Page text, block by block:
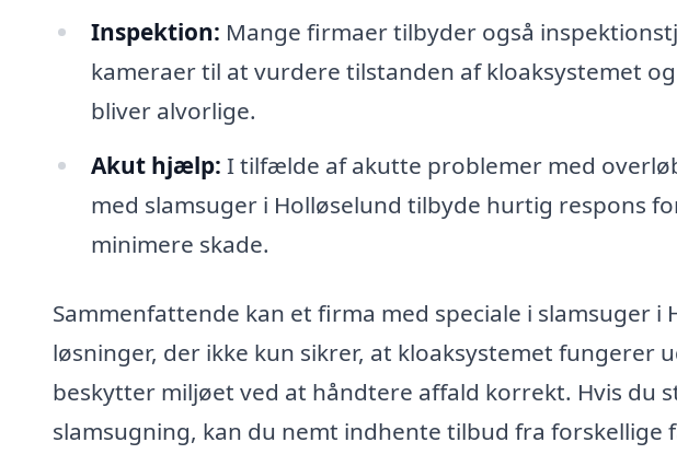
Inspektion: Mange firmaer tilbyder også
kameraer til at vurdere tilstanden af kloaksystemet
bliver alvorlige.
Akut hjælp: I tilfælde af akutte problemer med
med slamsuger i Holløselund tilbyde hurtig respons
minimere skade.
Sammenfattende kan et firma med speciale i slamsuger i
løsninger, der ikke kun sikrer, at kloaksystemet fungerer
beskytter miljøet ved at håndtere affald korrekt. Hvis du
slamsugning, kan du nemt indhente tilbud fra forskellige